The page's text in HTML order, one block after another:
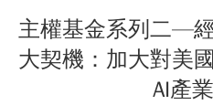
主權基金系列二—
大契機：加大對美
AI產